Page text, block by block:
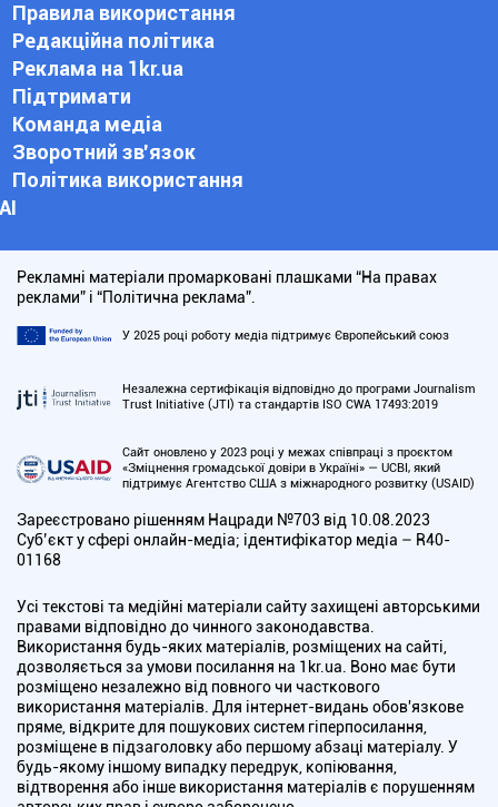
Правила використання
Редакційна політика
Реклама на 1kr.ua
Підтримати
Команда медіа
Зворотний зв'язок
Політика використання
АІ
Рекламні матеріали промарковані плашками “На правах
реклами” і “Політична реклама”.
У 2025 році роботу медіа підтримує Європейський союз
Незалежна сертифікація відповідно до програми Journalism
Trust Initiative (JTI) та стандартів ISO CWA 17493:2019
Сайт оновлено у 2023 році у межах співпраці з проєктом
«Зміцнення громадської довіри в Україні» — UCBI, який
підтримує Агентство США з міжнародного розвитку (USAID)
Зареєстровано рішенням Нацради №703 від 10.08.2023
Cуб’єкт у сфері онлайн-медіа; ідентифікатор медіа – R40-
01168
Усі текстові та медійні матеріали сайту захищені авторськими
правами відповідно до чинного законодавства.
Використання будь-яких матеріалів, розміщених на сайті,
дозволяється за умови посилання на 1kr.ua. Воно має бути
розміщено незалежно від повного чи часткового
використання матеріалів. Для інтернет-видань обов'язкове
пряме, відкрите для пошукових систем гіперпосилання,
розміщене в підзаголовку або першому абзаці матеріалу. У
будь-якому іншому випадку передрук, копіювання,
відтворення або інше використання матеріалів є порушенням